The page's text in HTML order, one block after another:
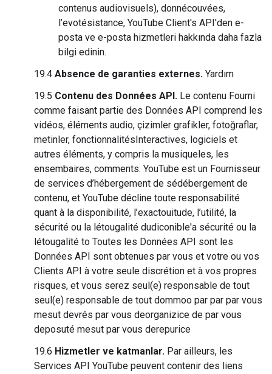
contenus audiovisuels), donnécouvées,
l’evotésistance, YouTube Client's API'den e-
posta ve e-posta hizmetleri hakkında daha fazla
bilgi edinin.
19.4 Absence de garanties externes. Yardım
19.5 Contenu des Données API. Le contenu Fourni
comme faisant partie des Données API comprend les
vidéos, éléments audio, çizimler grafikler, fotoğraflar,
metinler, fonctionnalitésInteractives, logiciels et
autres éléments, y compris la musiqueles, les
ensembaires, comments. YouTube est un Fournisseur
de services d’hébergement de sédébergement de
contenu, et YouTube décline toute responsabilité
quant à la disponibilité, l’exactouitude, l’utilité, la
sécurité ou la létougalité dudiconible'a sécurité ou la
létougalité to Toutes les Données API sont les
Données API sont obtenues par vous et votre ou vos
Clients API à votre seule discrétion et à vos propres
risques, et vous serez seul(e) responsable de tout
seul(e) responsable de tout dommoo par par par vous
mesut devrés par vous deorganizice de par vous
deposuté mesut par vous derepurice
19.6 Hizmetler ve katmanlar. Par ailleurs, les
Services API YouTube peuvent contenir des liens